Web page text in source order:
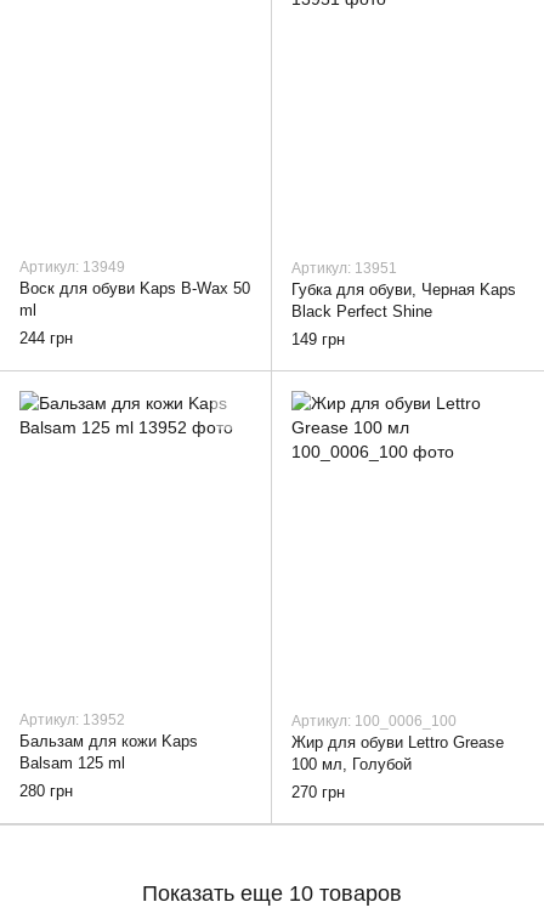
Артикул: 13949
Воск для обуви Kaps B-Wax 50
ml
244 грн
Артикул: 13951
Губка для обуви, Черная Kaps
Black Perfect Shine
149 грн
Артикул: 13952
Бальзам для кожи Kaps
Balsam 125 ml
280 грн
Артикул: 100_0006_100
Жир для обуви Lettro Grease
100 мл, Голубой
270 грн
Показать еще 10 товаров